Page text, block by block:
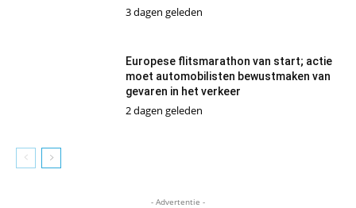
3 dagen geleden
Europese flitsmarathon van start; actie
moet automobilisten bewustmaken van
gevaren in het verkeer
2 dagen geleden
- Advertentie -